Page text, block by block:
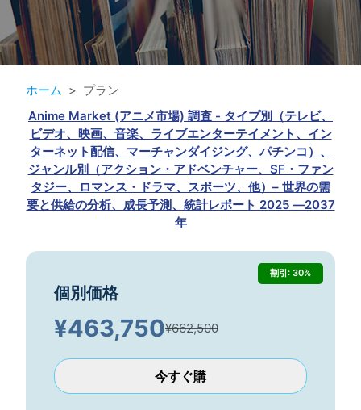
ホーム
プラン
Anime Market (アニメ市場) 調査 - タイプ別（テレビ、
ビデオ、映画、音楽、ライブエンターテイメント、イン
ターネット配信、マーチャンダイジング、パチンコ）、
ジャンル別（アクション・アドベンチャー、SF・ファン
タジー、ロマンス・ドラマ、スポーツ、他）– 世界の需
要と供給の分析、成長予測、統計レポート 2025 ―2037
年
割引: 30%
個別価格
¥463,750¥662,500
今すぐ購